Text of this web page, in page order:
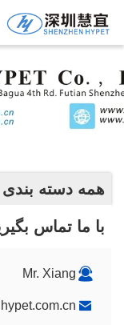
همه دسته بندی
با ما تماس
Mr. Xiang